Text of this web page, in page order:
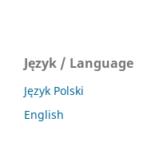
Język / Language
Język Polski
English